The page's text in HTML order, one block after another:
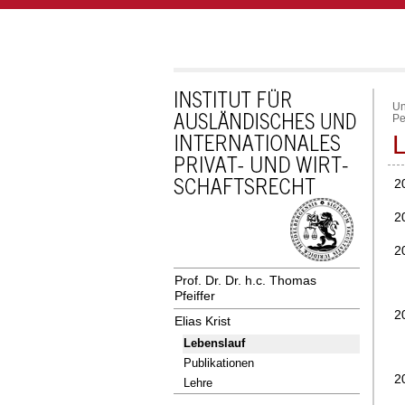
Prof. Dr. Dr. h.c. Thomas
Pfeiffer
Elias Krist
Lebenslauf
Publikationen
Lehre